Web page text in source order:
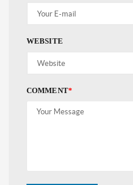
WEBSITE
COMMENT*